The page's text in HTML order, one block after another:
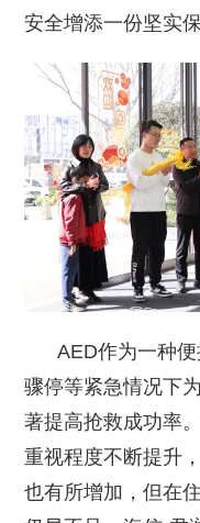
安全增添一份坚实保
AED作为一种便
骤停等紧急情况下
著提高抢救成功率
重视程度不断提升
也有所增加，但在